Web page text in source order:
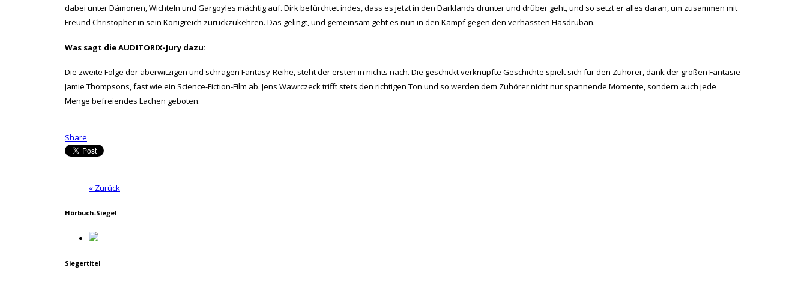
dabei unter Dämonen, Wichteln und Gargoyles mächtig auf. Dirk befürchtet indes, dass es jetzt in den Darklands drunter und drüber geht, und so setzt er alles daran, um zusammen mit
Freund Christopher in sein Königreich zurückzukehren. Das gelingt, und gemeinsam geht es nun in den Kampf gegen den verhassten Hasdruban.
Was sagt die AUDITORIX-Jury dazu:
Die zweite Folge der aberwitzigen und schrägen Fantasy-Reihe, steht der ersten in nichts nach. Die geschickt verknüpfte Geschichte spielt sich für den Zuhörer, dank der großen Fantasie
Jamie Thompsons, fast wie ein Science-Fiction-Film ab. Jens Wawrczeck trifft stets den richtigen Ton und so werden dem Zuhörer nicht nur spannende Momente, sondern auch jede
Menge befreiendes Lachen geboten.
Share
« Zurück
Hörbuch-Siegel
Siegertitel